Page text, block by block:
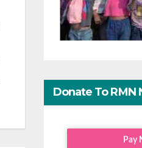
Donate To RMN